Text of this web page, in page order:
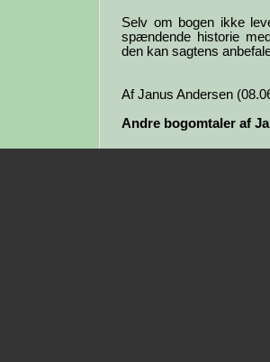
Selv om bogen ikke
spændende historie
den kan sagtens
Af Janus Andersen
Andre bogomtaler af